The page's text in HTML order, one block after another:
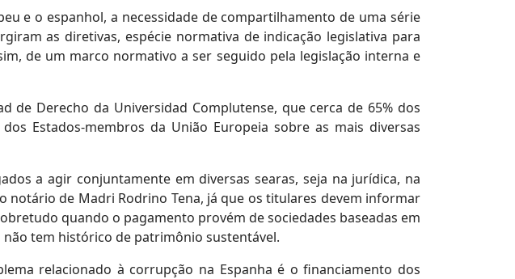
e o espanhol, a necessidade de compartilhamento de uma série
as diretivas, espécie normativa de indicação legislativa para
de um marco normativo a ser seguido pela legislação interna e
de Derecho da Universidad Complutense, que cerca de 65% dos
Estados-membros da União Europeia sobre as mais diversas
a agir conjuntamente em diversas searas, seja na jurídica, na
de Madri Rodrino Tena, já que os titulares devem informar
quando o pagamento provém de sociedades baseadas em
tem histórico de patrimônio sustentável.
relacionado à corrupção na Espanha é o financiamento dos